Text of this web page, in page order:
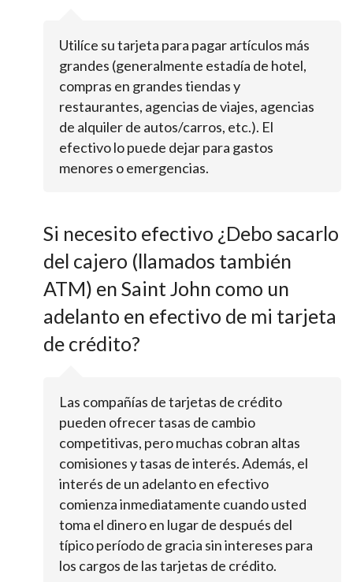
Utilíce su tarjeta para pagar artículos más
grandes (generalmente estadía de hotel,
compras en grandes tiendas y
restaurantes, agencias de viajes, agencias
de alquiler de autos/carros, etc.). El
efectivo lo puede dejar para gastos
menores o emergencias.
Si necesito efectivo ¿Debo sacarlo
del cajero (llamados también
ATM) en Saint John como un
adelanto en efectivo de mi tarjeta
de crédito?
Las compañías de tarjetas de crédito
pueden ofrecer tasas de cambio
competitivas, pero muchas cobran altas
comisiones y tasas de interés. Además, el
interés de un adelanto en efectivo
comienza inmediatamente cuando usted
toma el dinero en lugar de después del
típico período de gracia sin intereses para
los cargos de las tarjetas de crédito.